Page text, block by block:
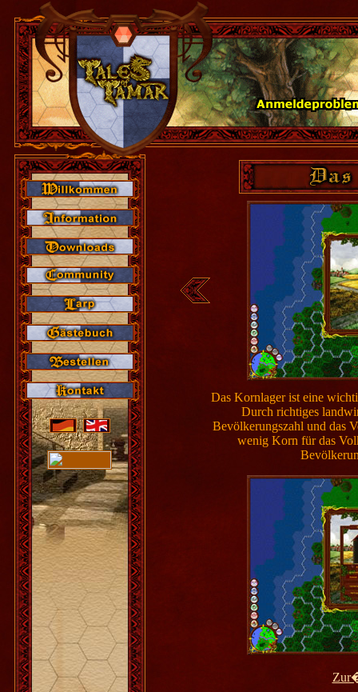
Das Kornlager ist eine
Durch richtiges
Bevölkerungszahl und das
wenig Korn für das